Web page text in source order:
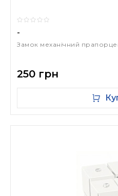
-
Замок механічний
250 грн